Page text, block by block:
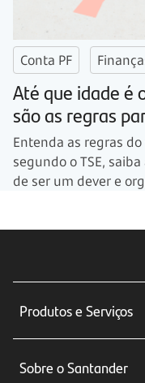
Conta PF
Até que idade é
são as regras
Entenda as regras
segundo o TSE,
de ser um dever e
Produtos e Serviços
Sobre o Santander